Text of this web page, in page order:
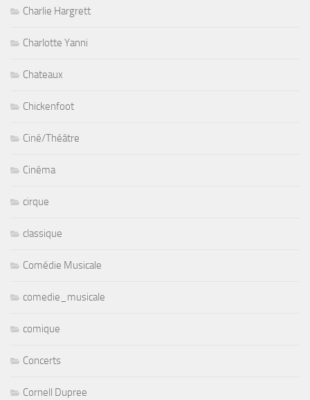
Charlie Hargrett
Charlotte Yanni
Chateaux
Chickenfoot
Ciné/Théâtre
Cinéma
cirque
classique
Comédie Musicale
comedie_musicale
comique
Concerts
Cornell Dupree